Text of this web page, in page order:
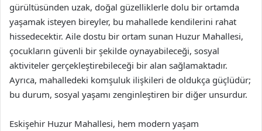
gürültüsünden uzak, doğal güzelliklerle dolu bir ortamda
yaşamak isteyen bireyler, bu mahallede kendilerini rahat
hissedecektir. Aile dostu bir ortam sunan Huzur Mahallesi,
çocukların güvenli bir şekilde oynayabileceği, sosyal
aktiviteler gerçekleştirebileceği bir alan sağlamaktadır.
Ayrıca, mahalledeki komşuluk ilişkileri de oldukça güçlüdür;
bu durum, sosyal yaşamı zenginleştiren bir diğer unsurdur.
Eskişehir Huzur Mahallesi, hem modern yaşam